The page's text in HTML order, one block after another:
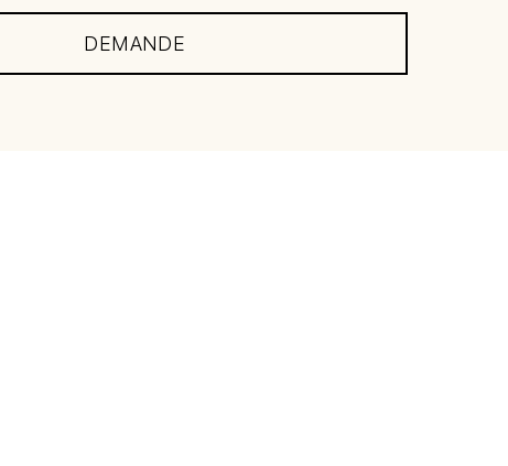
DEMANDE